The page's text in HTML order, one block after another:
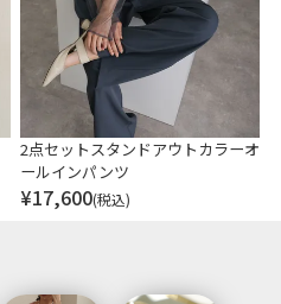
2点セットスタンドアウトカラーオ
ールインパンツ
¥17,600(税込)